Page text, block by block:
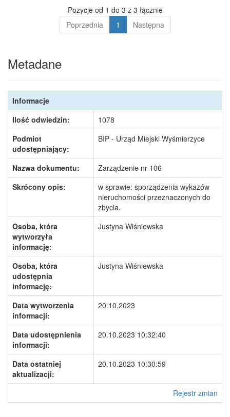
Pozycje od 1 do 3 z 3 łącznie
Poprzednia
1 Następna
Metadane
Informacje
Ilość odwiedzin:
1078
Podmiot
udostępniający:
BIP - Urząd Miejski Wyśmierzyce
Nazwa dokumentu:
Zarządzenie nr 106
Skrócony opis:
w sprawie: sporządzenia wykazów
nieruchomości przeznaczonych do
zbycia.
Osoba, która
wytworzyła
informację:
Justyna Wiśniewska
Osoba, która
udostępnia
informację:
Justyna Wiśniewska
Data wytworzenia
informacji:
20.10.2023
Data udostępnienia
informacji:
20.10.2023 10:32:40
Data ostatniej
aktualizacji:
20.10.2023 10:30:59
Rejestr zmian